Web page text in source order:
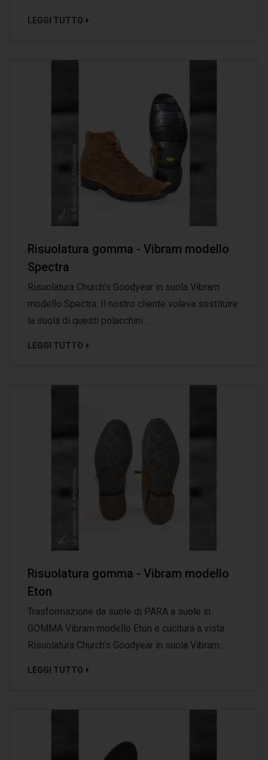
LEGGI TUTTO
Risuolatura gomma - Vibram modello
Spectra
Risuolatura Church’s Goodyear in suola Vibram
modello Spectra. Il nostro cliente voleva sostituire
la suola di questi polacchini...
LEGGI TUTTO
Risuolatura gomma - Vibram modello
Eton
Trasformazione da suole di PARA a suole in
GOMMA Vibram modello Eton e cucitura a vista
Risuolatura Church’s Goodyear in suola Vibram...
LEGGI TUTTO